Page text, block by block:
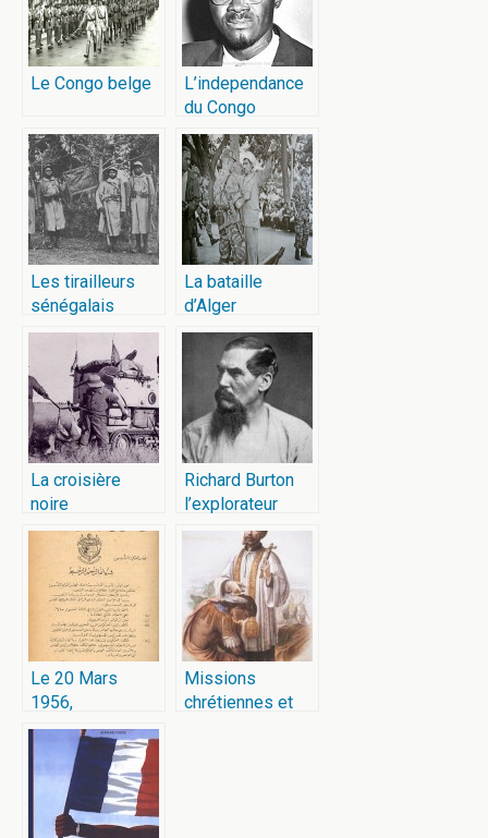
Le Congo belge
L’independance
du Congo
Les tirailleurs
sénégalais
La bataille
d’Alger
La croisière
noire
Richard Burton
l’explorateur
Le 20 Mars
1956,
l’indépendance
de la Tunisie
Missions
chrétiennes et